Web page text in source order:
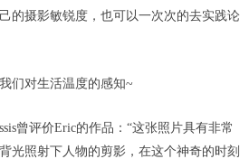
的摄影敏锐度，也可以一次次的去实践论
们对生活温度的感知~
曾评价Eric的作品：“这张照片具有非常
光照射下人物的剪影，在这个神奇的时刻